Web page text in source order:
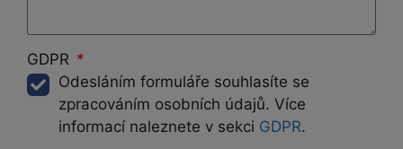
GDPR
Odesláním formuláře souhlasíte se
zpracováním osobních údajů. Více
informací naleznete v sekci GDPR.